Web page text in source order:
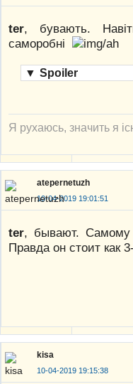
ter, бувають.
саморобні
▼ Spoiler
Я рухаюсь, значить я
atepernetuzh
10-04-2019 19:01:51
ter, бывают.
Правда он стоит как
kisa
10-04-2019 19:15:38